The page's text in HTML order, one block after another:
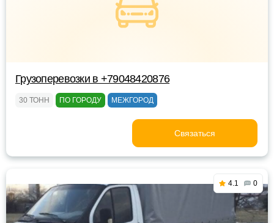
Грузоперевозки в +79048420876
30 ТОНН ПО ГОРОДУ МЕЖГОРОД
Связаться
4.1 0